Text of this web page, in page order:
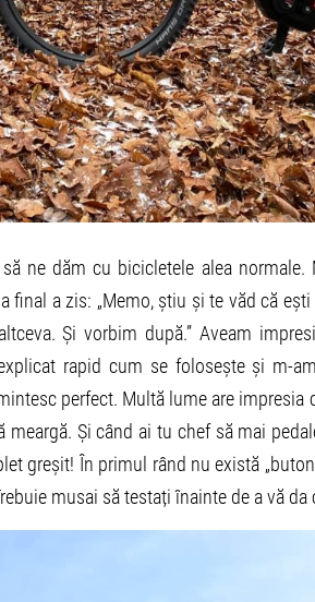
ne dăm cu bicicletele alea normale.
final a zis: „Memo, știu și te văd că ești
Și vorbim după.” Aveam
rapid cum se folosește și m-
perfect. Multă lume are impresia
Și când ai tu chef să mai
greșit! În primul rând nu există
musai să testați înainte de a vă da